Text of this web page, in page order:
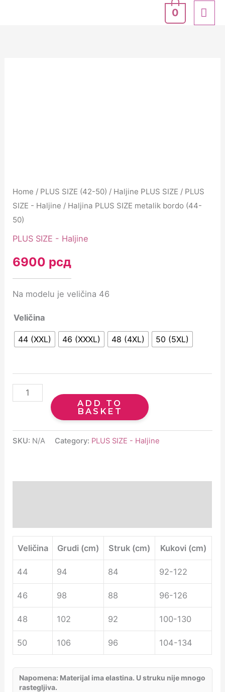
0
Home / PLUS SIZE (42-50) / Haljine PLUS SIZE / PLUS
SIZE - Haljine / Haljina PLUS SIZE metalik bordo (44-
50)
PLUS SIZE - Haljine
6900 рсд
Na modelu je veličina 46
Veličina
44 (XXL) 46 (XXXL) 48 (4XL) 50 (5XL)
ADD TO
BASKET
SKU: N/A Category: PLUS SIZE - Haljine
Veličina Grudi (cm) Struk (cm) Kukovi (cm)
44 94 84 92-122
46 98 88 96-126
48 102 92 100-130
50 106 96 104-134
Napomena: Materijal ima elastina. U struku nije mnogo
rastegljiva.